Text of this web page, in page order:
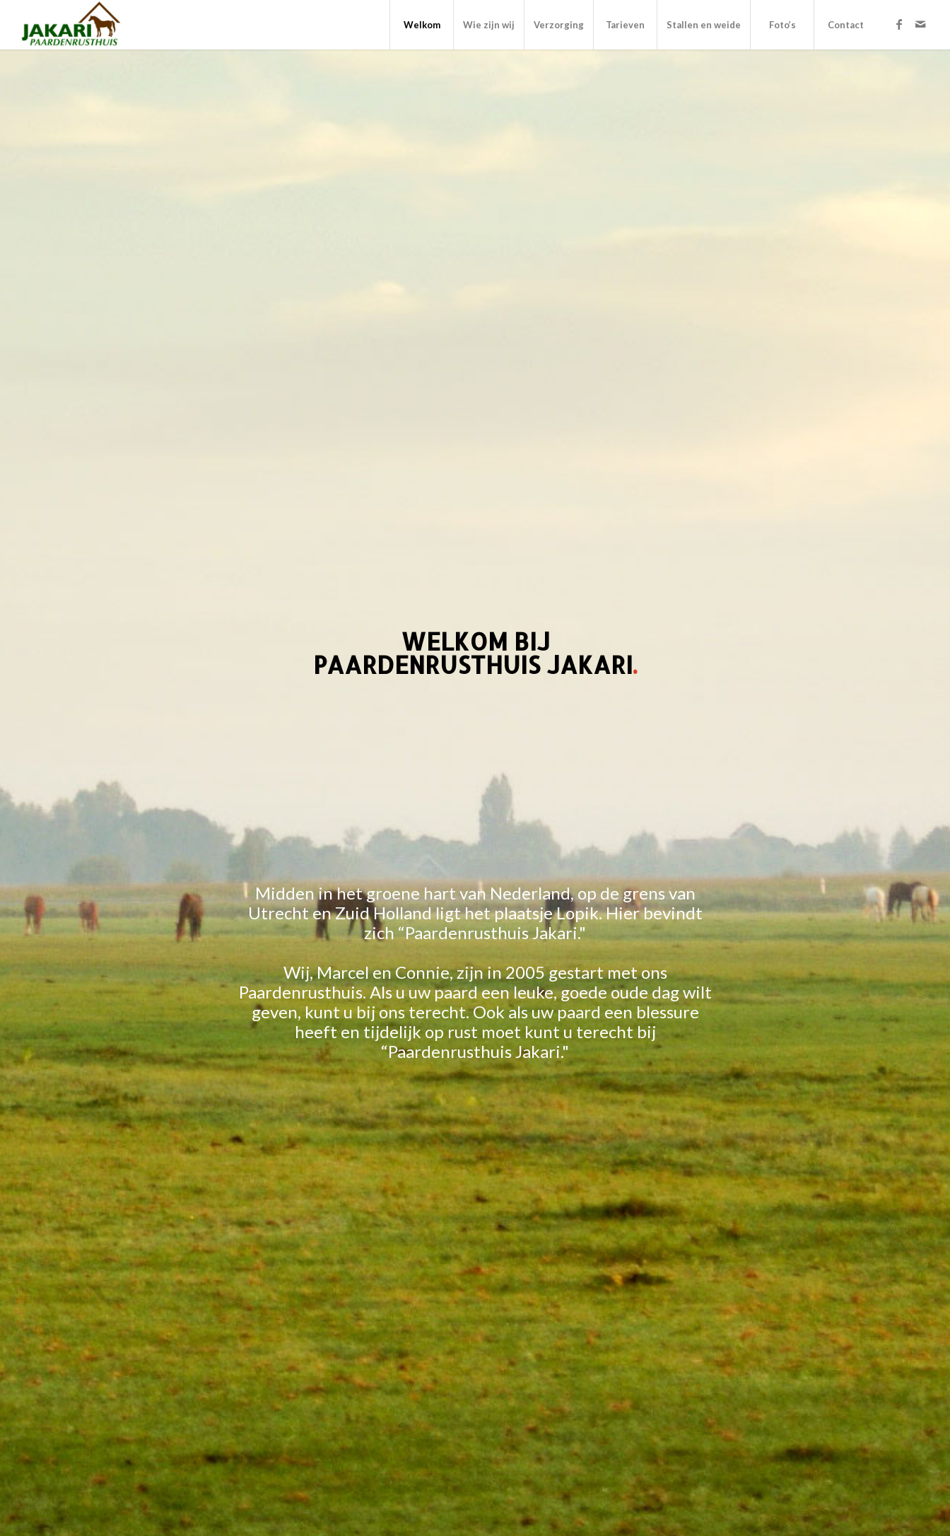
Welkom Wie zijn wij Verzorging Tarieven Stallen en weide Foto’s Contact
Midden in het groene hart van Nederland, op de grens van
Utrecht en Zuid Holland ligt het plaatsje Lopik. Hier bevindt
zich “Paardenrusthuis Jakari."
Wij, Marcel en Connie, zijn in 2005 gestart met ons
Paardenrusthuis. Als u uw paard een leuke, goede oude dag wilt
geven, kunt u bij ons terecht. Ook als uw paard een blessure
heeft en tijdelijk op rust moet kunt u terecht bij
“Paardenrusthuis Jakari."
WELKOM BIJ
PAARDENRUSTHUIS JAKARI.